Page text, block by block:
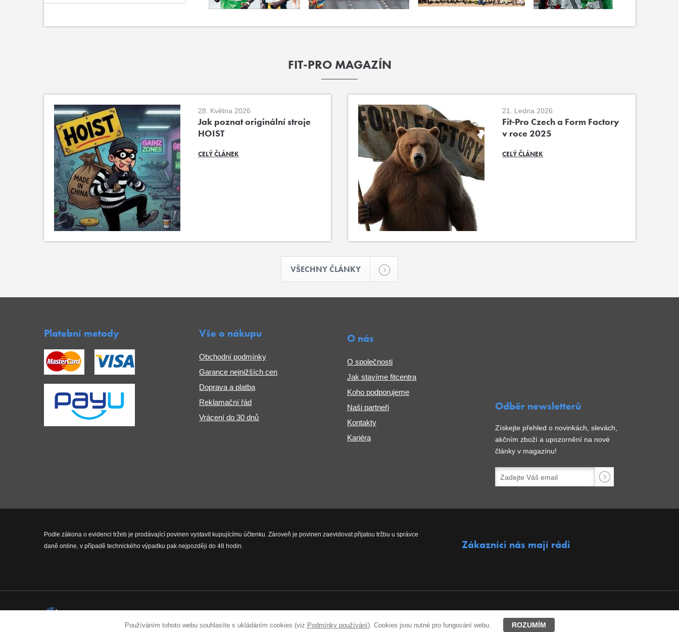
Používáním tohoto webu souhlasíte s ukládáním cookies (viz Podmínky používání). Cookies jsou nutné pro fungování webu. ROZUMÍM
FIT-PRO MAGAZÍN
28. Května 2026
Jak poznat originální stroje
HOIST
CELÝ ČLÁNEK
21. Ledna 2026
Fit-Pro Czech a Form Factory
v roce 2025
CELÝ ČLÁNEK
VŠECHNY ČLÁNKY
Platební metody Vše o nákupu
Obchodní podmínky
Garance nejnižších cen
Doprava a platba
Reklamační řád
Vrácení do 30 dnů
O nás
O společnosti
Jak stavíme fitcentra
Koho podporujeme
Naši partneři
Kontakty
Kariéra
Odběr newsletterů
Získejte přehled o novinkách, slevách,
akčním zboží a upozornění na nové
články v magazínu!
Podle zákona o evidenci tržeb je prodávající povinen vystavit kupujícímu účtenku. Zároveň je povinen zaevidovat přijatou tržbu u správce
daně online, v případě technického výpadku pak nejpozději do 48 hodin.
Zákazníci nás mají rádi